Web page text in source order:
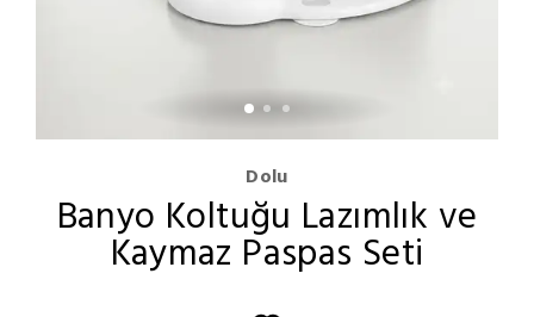
Dolu
Banyo Koltuğu Lazımlık ve
Kaymaz Paspas Seti